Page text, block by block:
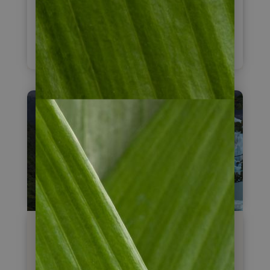
fühlt man sich leicht beduselt)
Aspirin genommen und
Kokablätter gekaut, die kann man
ja überall kaufen. Und die helfen
auch wirklich, zumindest gegen
diese stechenden
Kopfschmerzen. Ein Tipp war ja,
das Viadukt des „Zug in den
Wolken“ zu besichtigen, das sit
ca. 17 km entfernt und lohnt sich
wirklich. Der Wolkenzug fährt
allerdings momentan nicht, da
irgendwo was repariert wird.
Purmamarca mit dem „Berg der
sieben Farben“, den wir auch zum
weiterlesen
Perito Moreno
Gletscher bei El